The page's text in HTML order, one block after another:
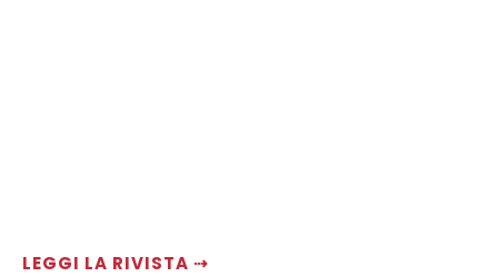
LEGGI LA RIVISTA ⇢